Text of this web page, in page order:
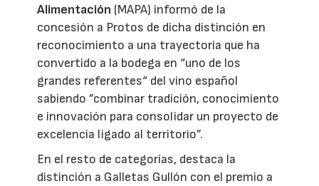
Alimentación (MAPA) informó de la
concesión a Protos de dicha distinción en
reconocimiento a una trayectoria que ha
convertido a la bodega en “uno de los
grandes referentes“ del vino español
sabiendo ”combinar tradición, conocimiento
e innovación para consolidar un proyecto de
excelencia ligado al territorio”.
En el resto de categorías, destaca la
distinción a Galletas Gullón con el premio a